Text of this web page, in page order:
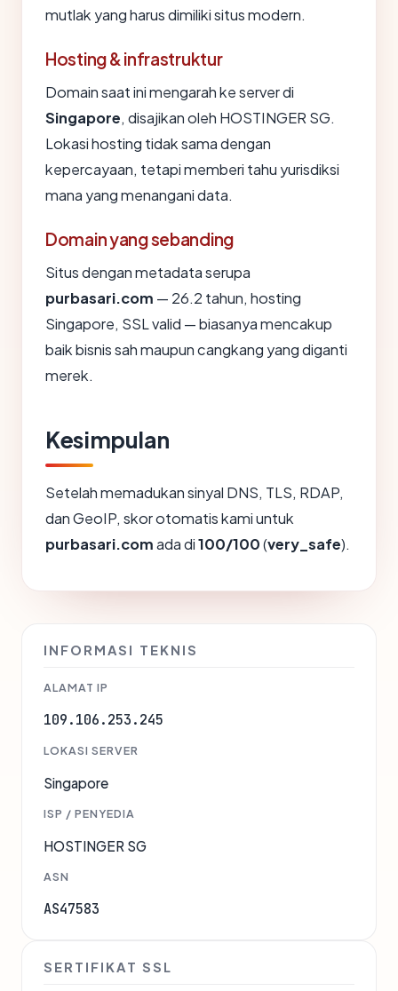
mutlak yang harus dimiliki situs modern.
Hosting & infrastruktur
Domain saat ini mengarah ke server di
Singapore, disajikan oleh HOSTINGER SG.
Lokasi hosting tidak sama dengan
kepercayaan, tetapi memberi tahu yurisdiksi
mana yang menangani data.
Domain yang sebanding
Situs dengan metadata serupa
purbasari.com — 26.2 tahun, hosting
Singapore, SSL valid — biasanya mencakup
baik bisnis sah maupun cangkang yang diganti
merek.
Kesimpulan
Setelah memadukan sinyal DNS, TLS, RDAP,
dan GeoIP, skor otomatis kami untuk
purbasari.comada di100/100(very_safe).
INFORMASI TEKNIS
ALAMAT IP
109.106.253.245
LOKASI SERVER
Singapore
ISP / PENYEDIA
HOSTINGER SG
ASN
AS47583
SERTIFIKAT SSL